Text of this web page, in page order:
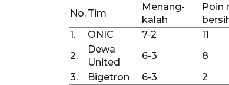
No. Tim
Menang-
kalah
Poin
1.
ONIC 7-2 11
2.
Dewa
United
6-3 8
3.
Bigetron 6-3 2